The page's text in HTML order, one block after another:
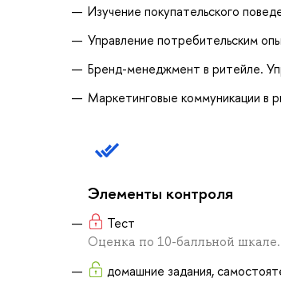
Изучение покупательского
Управление потребительским
Бренд-менеджмент в ритейле.
Маркетинговые коммуникации в
Элементы контроля
Тест
Оценка по 10-балльной
домашние задания,